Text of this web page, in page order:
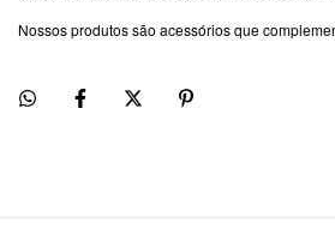
Nossos produtos são acessórios que